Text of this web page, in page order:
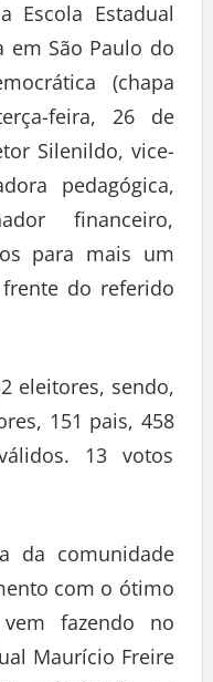
Escola Estadual
em São Paulo do
(chapa
feira, 26 de
Silenildo, vice-
pedagógica,
financeiro,
para mais um
do referido
eleitores, sendo,
151 pais, 458
13 votos
da comunidade
com o ótimo
fazendo no
Maurício Freire